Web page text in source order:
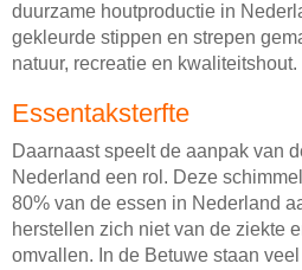
duurzame houtproductie in
gekleurde stippen en strepen
natuur, recreatie en kwaliteitshout.
Essentaksterfte
Daarnaast speelt de aanpak van
Nederland een rol. Deze
80% van de essen in Nederland
herstellen zich niet van de ziekte
omvallen. In de Betuwe staan